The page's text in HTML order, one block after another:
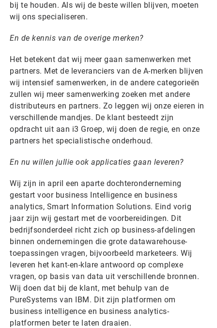
bij te houden. Als wij de beste willen blijven, moeten
wij ons specialiseren.
En de kennis van de overige merken?
Het betekent dat wij meer gaan samenwerken met
partners. Met de leveranciers van de A-merken blijven
wij intensief samenwerken, in de andere categorieën
zullen wij meer samenwerking zoeken met andere
distributeurs en partners. Zo leggen wij onze eieren in
verschillende mandjes. De klant besteedt zijn
opdracht uit aan i3 Groep, wij doen de regie, en onze
partners het specialistische onderhoud.
En nu willen jullie ook applicaties gaan leveren?
Wij zijn in april een aparte dochteronderneming
gestart voor business Intelligence en business
analytics, Smart Information Solutions. Eind vorig
jaar zijn wij gestart met de voorbereidingen. Dit
bedrijfsonderdeel richt zich op business-afdelingen
binnen ondernemingen die grote datawarehouse-
toepassingen vragen, bijvoorbeeld marketeers. Wij
leveren het kant-en-klare antwoord op complexe
vragen, op basis van data uit verschillende bronnen.
Wij doen dat bij de klant, met behulp van de
PureSystems van IBM. Dit zijn platformen om
business intelligence en business analytics-
platformen beter te laten draaien.